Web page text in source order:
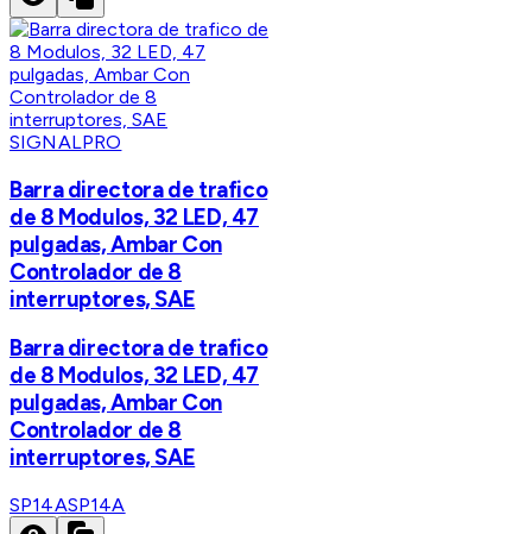
SIGNALPRO
Barra directora de trafico
de 8 Modulos, 32 LED, 47
pulgadas, Ambar Con
Controlador de 8
interruptores, SAE
Barra directora de trafico
de 8 Modulos, 32 LED, 47
pulgadas, Ambar Con
Controlador de 8
interruptores, SAE
SP14ASP14A